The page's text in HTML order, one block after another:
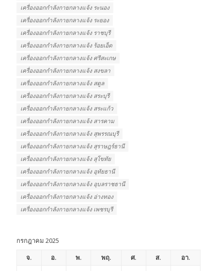
เครื่องออกกําลังกายกลางแจ้ง ระนอง
เครื่องออกกําลังกายกลางแจ้ง ระยอง
เครื่องออกกําลังกายกลางแจ้ง ราชบุรี
เครื่องออกกําลังกายกลางแจ้ง ร้อยเอ็ด
เครื่องออกกําลังกายกลางแจ้ง ศรีสะเกษ
เครื่องออกกําลังกายกลางแจ้ง สงขลา
เครื่องออกกําลังกายกลางแจ้ง สตูล
เครื่องออกกําลังกายกลางแจ้ง สระบุรี
เครื่องออกกําลังกายกลางแจ้ง สระแก้ว
เครื่องออกกําลังกายกลางแจ้ง สารคาม
เครื่องออกกําลังกายกลางแจ้ง สุพรรณบุรี
เครื่องออกกําลังกายกลางแจ้ง สุราษฎร์ธานี
เครื่องออกกําลังกายกลางแจ้ง สุโขทัย
เครื่องออกกําลังกายกลางแจ้ง อุทัยธานี
เครื่องออกกําลังกายกลางแจ้ง อุบลราชธานี
เครื่องออกกําลังกายกลางแจ้ง อ่างทอง
เครื่องออกกําลังกายกลางแจ้ง เพชรบุรี
กรกฎาคม 2025
จ.
อ. พ. พฤ. ศ. ส.
อา.